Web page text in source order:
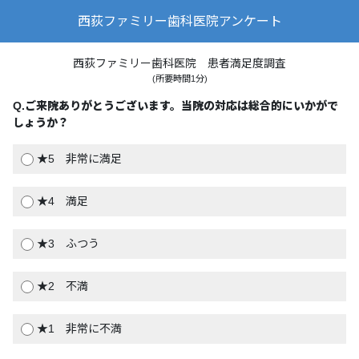
西荻ファミリー歯科医院アンケート
西荻ファミリー歯科医院 患者満足度調査
(所要時間1分)
Q.ご来院ありがとうございます。当院の対応は総合的にいかがで
しょうか？
★5 非常に満足
★4 満足
★3 ふつう
★2 不満
★1 非常に不満